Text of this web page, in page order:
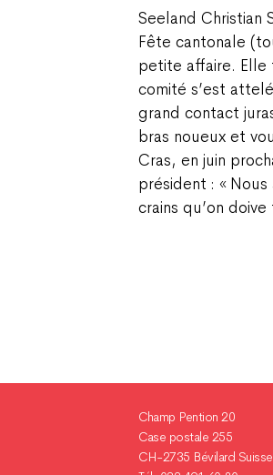
Seeland
Fête cantonale
petite affaire. Elle
comité s’est
grand contact
bras noueux et
Cras, en juin
président : « Nous
crains qu’on
Champ Pention 20
Case postale 255
CH-2735 Bévilard Suisse